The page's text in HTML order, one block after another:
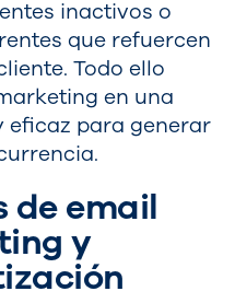
inactivos o
que refuercen
Todo ello
en una
eficaz para generar
de email
y